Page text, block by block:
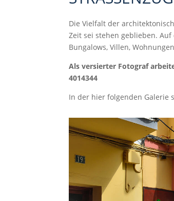
Die Vielfalt der
Zeit sei stehen geblieben.
Bungalows, Villen,
Als versierter Fotograf
4014344
In der hier folgenden Galerie